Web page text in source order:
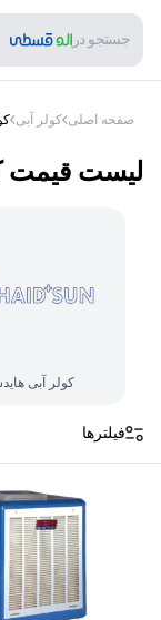
جستجو در
صفحه اصلی کولر آبی
لیست قیمت
کولر آبی
فیلترها